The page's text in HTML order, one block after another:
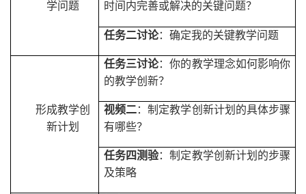
学问题
时间内完善或解决的关键问题？
任务二讨论：确定我的关键教学问题
形成教学创
新计划
任务三讨论：你的教学理念如何影响你
的教学创新？
视频二：制定教学创新计划的具体步骤
有哪些？
任务四测验：制定教学创新计划的步骤
及策略